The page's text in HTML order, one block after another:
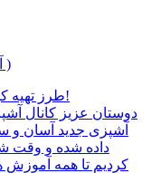
ECO COOK (آشپزی های پلاس مگ )
طرز تهیه
آشپزی جدید آسان
داده شده و وقت
کردیم تا همه آموزش